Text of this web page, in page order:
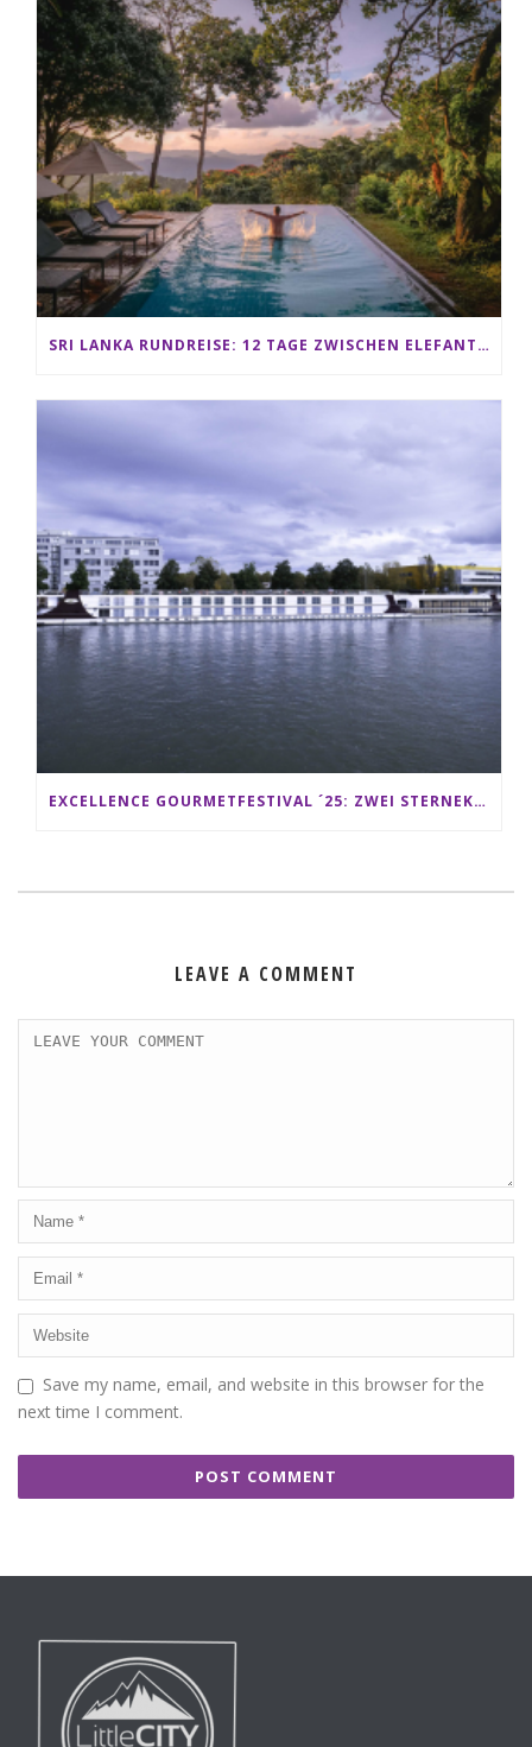
SRI LANKA RUNDREISE: 12 TAGE ZWISCHEN ELEFANTEN, TEEPLANTAGEN & STRAND ALS FAMILIE
EXCELLENCE GOURMETFESTIVAL ´25: ZWEI STERNEKÖCHE ANTONIO GUIDA & DARIO MORESCO VERWÖHNEN IHRE GÄSTE AUF EINER LUXERIÖSEN SCHIFFSREISE
LEAVE A COMMENT
Save my name, email, and website in this browser for the
next time I comment.